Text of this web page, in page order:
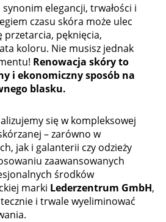
elegancji, trwałości i
czasu skóra może ulec
przetarcia, pęknięcia,
koloru. Nie musisz jednak
Renowacja skóry to
i ekonomiczny sposób na
blasku.
się w kompleksowej
– zarówno w
jak i galanterii czy odzieży
zaawansowanych
środków
marki Lederzentrum GmbH,
i trwale wyeliminować